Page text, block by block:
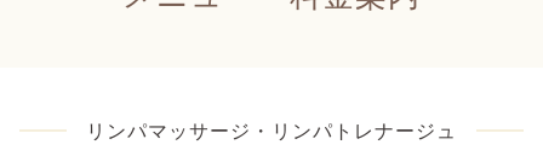
リンパマッサージ・リンパトレナージュ